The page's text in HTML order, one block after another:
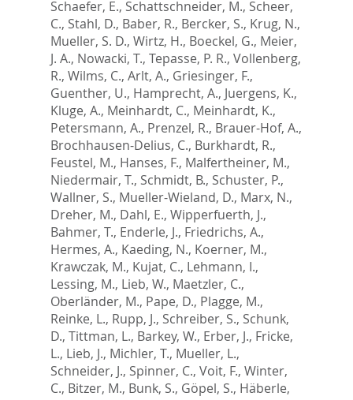
Schaefer, E., Schattschneider, M., Scheer,
C., Stahl, D., Baber, R., Bercker, S., Krug, N.,
Mueller, S. D., Wirtz, H., Boeckel, G., Meier,
J. A., Nowacki, T., Tepasse, P. R., Vollenberg,
R., Wilms, C., Arlt, A., Griesinger, F.,
Guenther, U., Hamprecht, A., Juergens, K.,
Kluge, A., Meinhardt, C., Meinhardt, K.,
Petersmann, A., Prenzel, R., Brauer-Hof, A.,
Brochhausen-Delius, C., Burkhardt, R.,
Feustel, M., Hanses, F., Malfertheiner, M.,
Niedermair, T., Schmidt, B., Schuster, P.,
Wallner, S., Mueller-Wieland, D., Marx, N.,
Dreher, M., Dahl, E., Wipperfuerth, J.,
Bahmer, T., Enderle, J., Friedrichs, A.,
Hermes, A., Kaeding, N., Koerner, M.,
Krawczak, M., Kujat, C., Lehmann, I.,
Lessing, M., Lieb, W., Maetzler, C.,
Oberländer, M., Pape, D., Plagge, M.,
Reinke, L., Rupp, J., Schreiber, S., Schunk,
D., Tittman, L., Barkey, W., Erber, J., Fricke,
L., Lieb, J., Michler, T., Mueller, L.,
Schneider, J., Spinner, C., Voit, F., Winter,
C., Bitzer, M., Bunk, S., Göpel, S., Häberle,